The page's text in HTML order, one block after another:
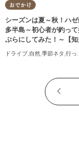
おでかけ
シーズンは夏～秋！ハ
多半島～初心者が釣っ
ぷらにしてみた！～【
ポ#14】
ドライブ,自然,季節ネタ ,行ってみたレポ